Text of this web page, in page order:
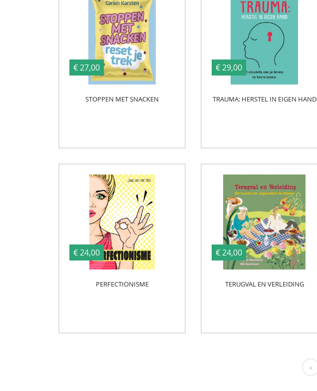
€ 27,00
STOPPEN MET SNACKEN
€ 29,00
TRAUMA: HERSTEL IN EIGEN HAND
€ 24,00
PERFECTIONISME
€ 24,00
TERUGVAL EN VERLEIDING
«